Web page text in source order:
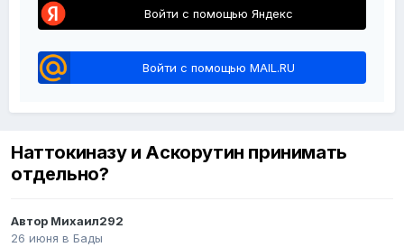
Войти с помощью Яндекс
Войти с помощью MAIL.RU
Наттокиназу и Аскорутин принимать
отдельно?
Автор Михаил292
26 июня в Бады